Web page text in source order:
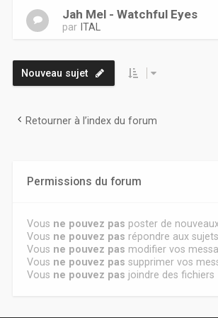
Jah Mel - Watchful Eyes
par ITAL
Nouveau sujet
Retourner à l’index du forum
Permissions du forum
Vous ne pouvez pas poster de
Vous ne pouvez pas répondre aux sujets
Vous ne pouvez pas modifier vos
Vous ne pouvez pas supprimer vos
Vous ne pouvez pas joindre des fichiers